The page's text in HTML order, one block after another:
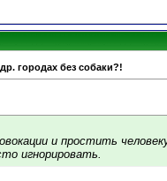
городах без собаки?!
и простить
игнорировать.